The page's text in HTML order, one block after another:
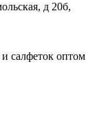
д 20б,
салфеток оптом